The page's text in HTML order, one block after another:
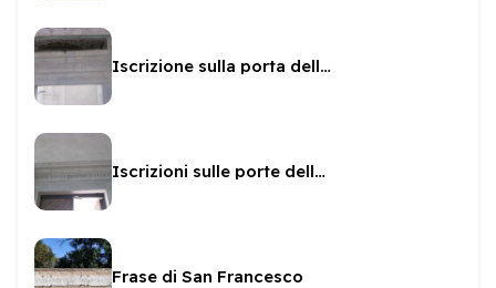
Iscrizione sulla porta della Cappella Borgia
Iscrizioni sulle porte della Rocca
Frase di San Francesco